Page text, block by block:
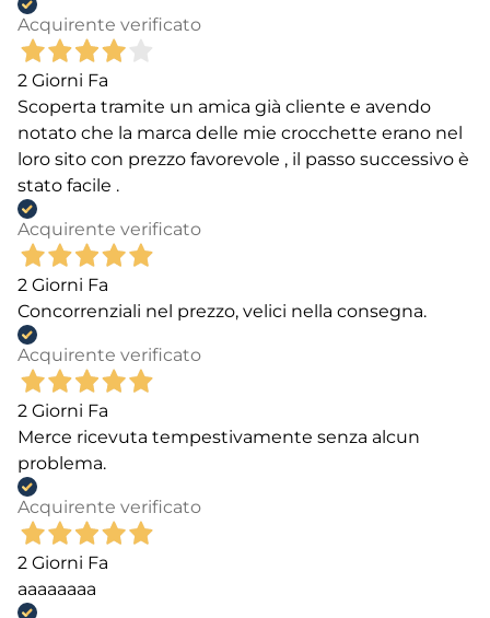
Acquirente verificato
2 Giorni Fa
Scoperta tramite un amica già cliente e avendo
notato che la marca delle mie crocchette erano nel
loro sito con prezzo favorevole , il passo successivo è
stato facile .
Acquirente verificato
2 Giorni Fa
Concorrenziali nel prezzo, velici nella consegna.
Acquirente verificato
2 Giorni Fa
Merce ricevuta tempestivamente senza alcun
problema.
Acquirente verificato
2 Giorni Fa
aaaaaaaa